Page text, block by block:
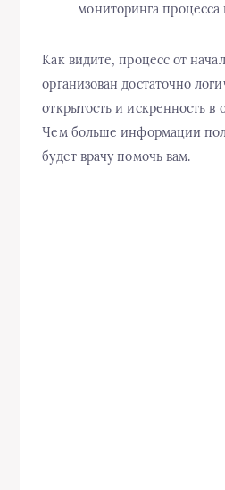
мониторинга процесса
Как видите, процесс от
организован достаточно
открытость и искренность в
Чем больше информации
будет врачу помочь вам.